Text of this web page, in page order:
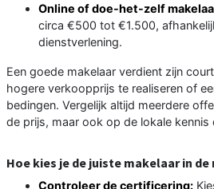
Online of doe-het-zelf
circa €500 tot €1.500,
dienstverlening.
Een goede makelaar verdient zijn
hogere verkoopprijs te realiseren of
bedingen. Vergelijk altijd meerdere
de prijs, maar ook op de lokale
Hoe kies je de juiste makelaar in
Controleer de certificering: